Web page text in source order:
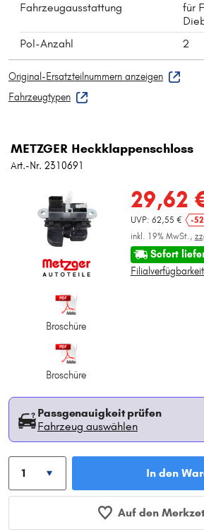
Fahrzeugausstattung
für
Pol-Anzahl
2
Original-Ersatzteilnummern anzeigen
Fahrzeugtypen
METZGER Heckklappenschloss
Art.-Nr. 2310691
Broschüre
Broschüre
29,62
UVP: 62,55 €
-
inkl. 19% MwSt.,
Sofort
Passgenauigkeit prüfen
Fahrzeug auswählen
In den
Auf den